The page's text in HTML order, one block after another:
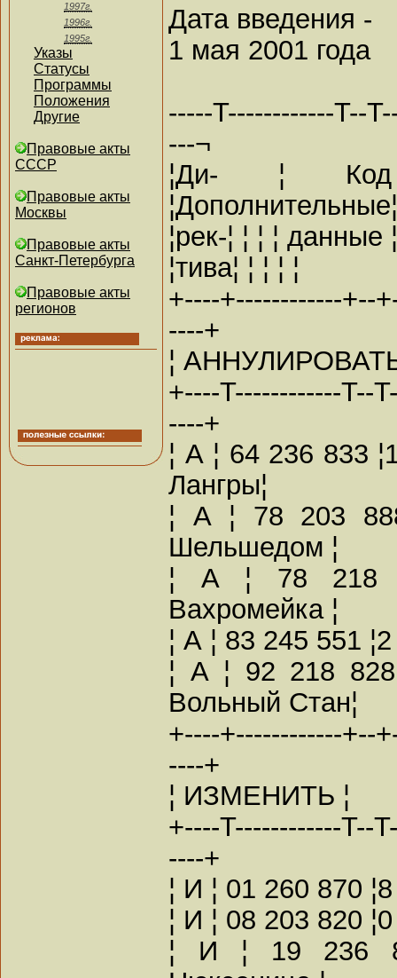
1997г.
1996г.
1995г.
Указы
Статусы
Программы
Положения
Другие
Правовые акты
СССР
Правовые акты
Москвы
Правовые акты
Санкт-Петербурга
Правовые акты
регионов
Дата введения -
1 мая 2001 года
-----T------------T--
---¬
¦Ди- ¦ Код
¦Дополнительные¦
¦рек-¦ ¦ ¦ ¦ данные ¦
¦тива¦ ¦ ¦ ¦ ¦
+----+------------+--
----+
¦
+----T------------T--
----+
¦ А ¦ 64 236 833
Лангры¦
¦ А ¦ 78 203
Шельшедом ¦
¦ А ¦ 78 218
Вахромейка ¦
¦ А ¦ 83 245 551
¦ А ¦ 92 218 828
Вольный Стан¦
+----+------------+--
----+
¦ ИЗМЕНИТЬ ¦
+----T------------T--
----+
¦ И ¦ 01 260 870
¦ И ¦ 08 203 820
¦ И ¦ 19 236